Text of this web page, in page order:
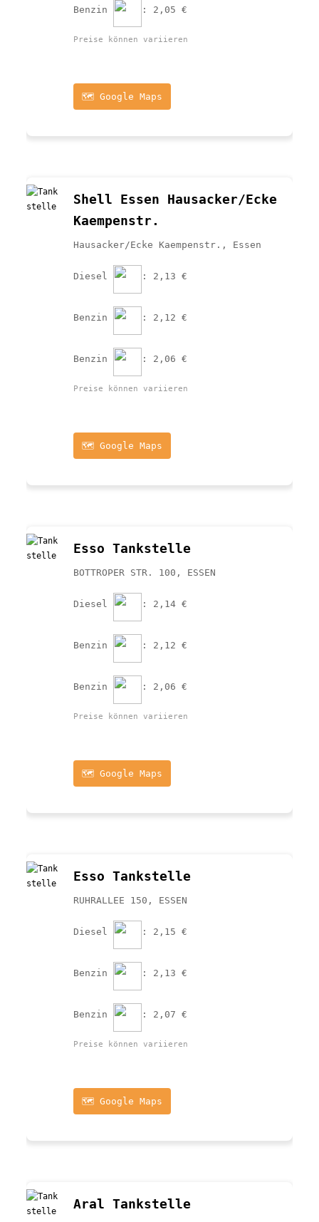
Benzin : 2,05 €
Preise können variieren
🗺️ Google Maps
Shell Essen Hausacker/Ecke
Kaempenstr.
Hausacker/Ecke Kaempenstr., Essen
Diesel : 2,13 €
Benzin : 2,12 €
Benzin : 2,06 €
Preise können variieren
🗺️ Google Maps
Esso Tankstelle
BOTTROPER STR. 100, ESSEN
Diesel : 2,14 €
Benzin : 2,12 €
Benzin : 2,06 €
Preise können variieren
🗺️ Google Maps
Esso Tankstelle
RUHRALLEE 150, ESSEN
Diesel : 2,15 €
Benzin : 2,13 €
Benzin : 2,07 €
Preise können variieren
🗺️ Google Maps
Aral Tankstelle